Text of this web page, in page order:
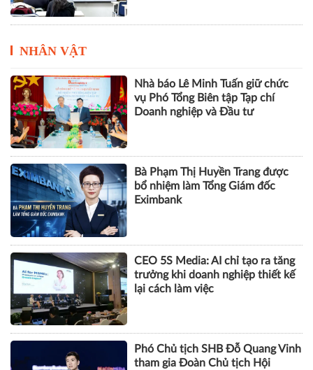
NHÂN VẬT
Nhà báo Lê Minh Tuấn giữ chức
vụ Phó Tổng Biên tập Tạp chí
Doanh nghiệp và Đầu tư
Bà Phạm Thị Huyền Trang được
bổ nhiệm làm Tổng Giám đốc
Eximbank
CEO 5S Media: AI chỉ tạo ra tăng
trưởng khi doanh nghiệp thiết kế
lại cách làm việc
Phó Chủ tịch SHB Đỗ Quang Vinh
tham gia Đoàn Chủ tịch Hội